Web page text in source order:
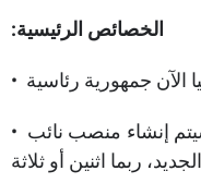
الخصائص الرئيسية:
الآن جمهورية رئاسية
• وتتم إزالة منصب رئيس الوزراء. وسيتم إنشاء منصب نائب